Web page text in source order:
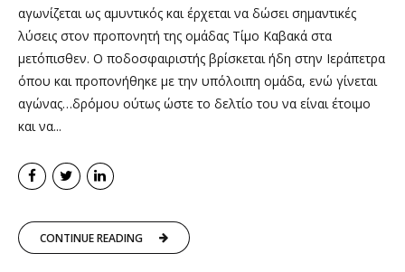
αγωνίζεται ως αμυντικός και έρχεται να δώσει σημαντικές
λύσεις στον προπονητή της ομάδας Τίμο Καβακά στα
μετόπισθεν. Ο ποδοσφαιριστής βρίσκεται ήδη στην Ιεράπετρα
όπου και προπονήθηκε με την υπόλοιπη ομάδα, ενώ γίνεται
αγώνας…δρόμου ούτως ώστε το δελτίο του να είναι έτοιμο
και να...
CONTINUE READING